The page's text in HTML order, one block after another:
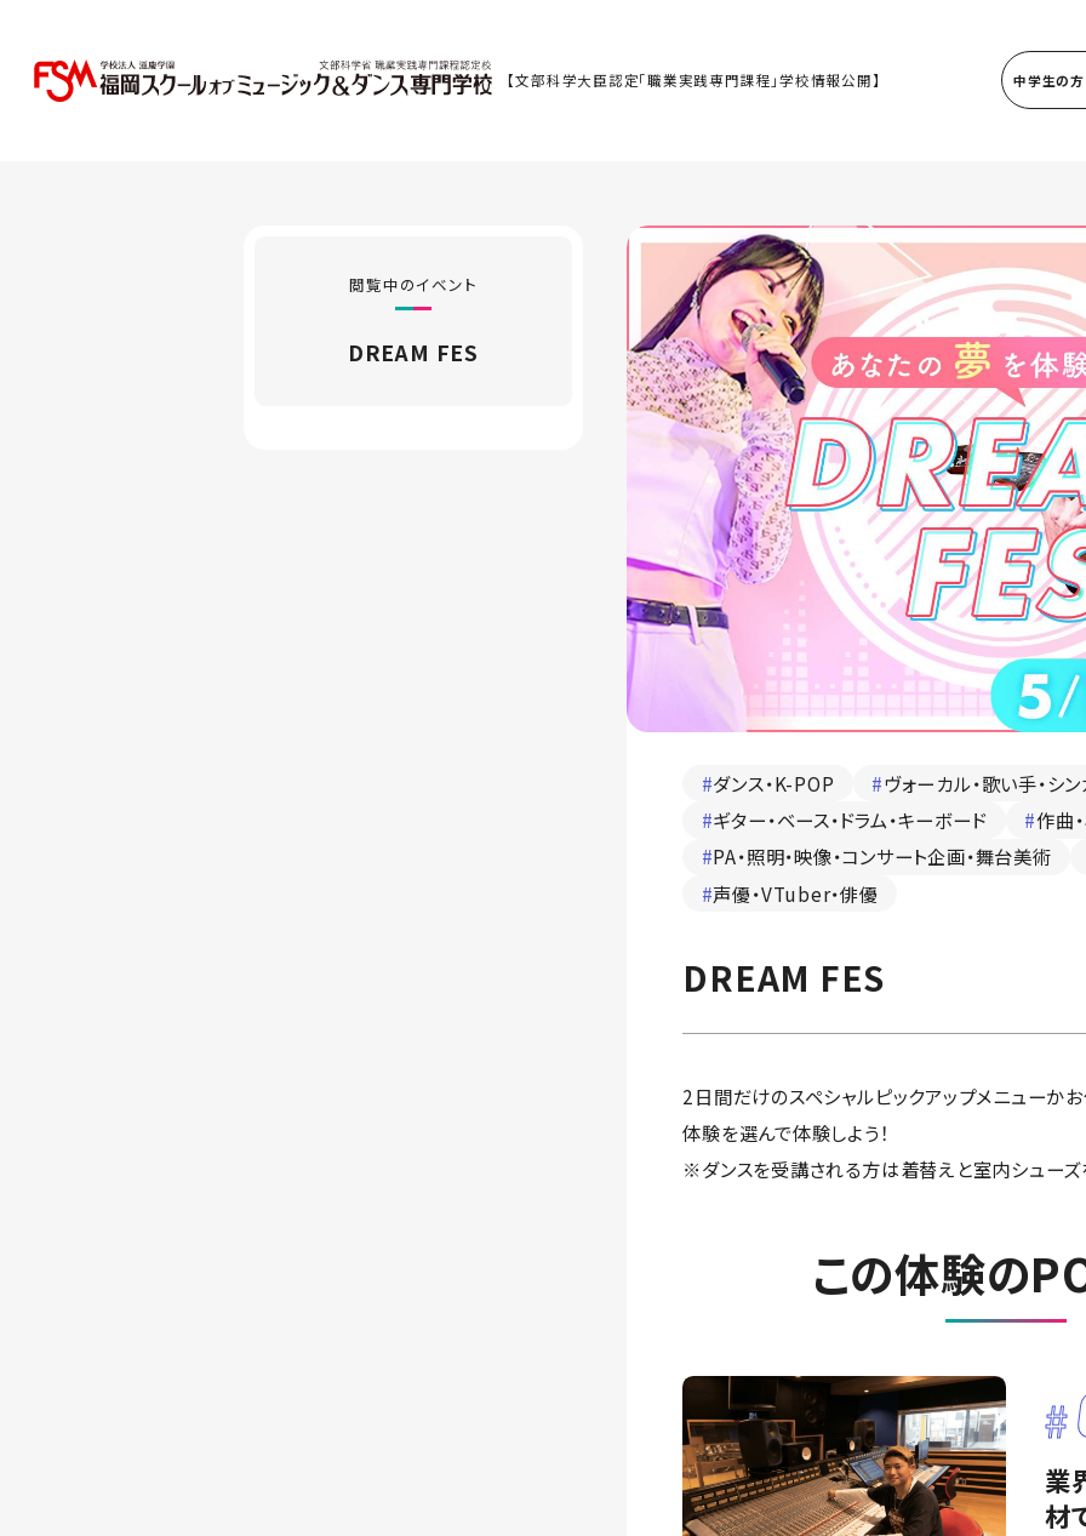
【文部科学大臣認定「職業実践専門課程」学校情報公開】 中学生の方
閲覧中のイベント
DREAM FES
#ダンス・K-POP #ヴォーカル・歌い手・シ
#ギター・ベース・ドラム・キーボード #作曲
#PA・照明・映像・コンサート企画・舞台美術
#声優・VTuber・俳優
DREAM FES
2日間だけのスペシャルピックアップメニューか
体験を選んで体験しよう！
※ダンスを受講される方は着替えと室内シューズ
この体験の
業
材